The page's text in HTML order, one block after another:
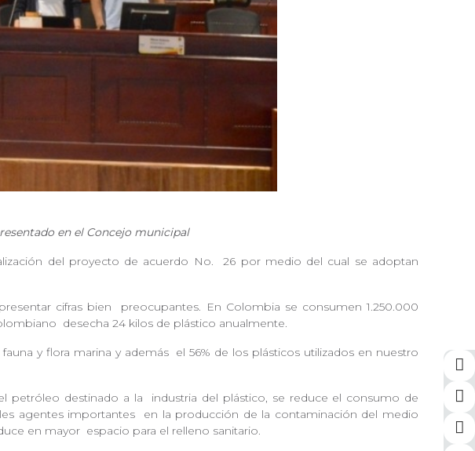
en el Concejo municipal
del proyecto de acuerdo No.
26 por medio del cual se adoptan
cifras bien
preocupantes. En Colombia se consumen 1.250.000
desecha 24 kilos de plástico anualmente.
y flora marina y además el 56% de los plásticos utilizados en nuestro
petróleo destinado a la
industria del plástico, se reduce el consumo de
agentes importantes
en la producción de la contaminación del medio
en mayor espacio para el relleno sanitario.